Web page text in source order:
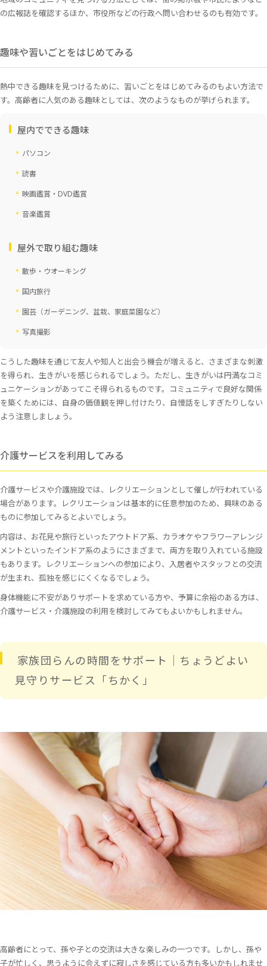
の広報誌を確認するほか、市役所などの行政へ問い合わせるのも有効です。
趣味や習いごとをはじめてみる
熱中できる趣味を見つけるために、習いごとをはじめてみるのもよい方法で
す。高齢者に人気のある趣味としては、次のようなものが挙げられます。
屋内でできる趣味
パソコン
読書
映画鑑賞・DVD鑑賞
音楽鑑賞
屋外で取り組む趣味
散歩・ウオーキング
国内旅行
園芸（ガーデニング、盆栽、家庭菜園など）
写真撮影
こうした趣味を通じて友人や知人と出会う機会が増えると、さまざまな刺激
を得られ、生きがいを感じられるでしょう。ただし、生きがいは円満なコミ
ュニケーションがあってこそ得られるものです。コミュニティで良好な関係
を築くためには、自身の価値観を押し付けたり、自慢話をしすぎたりしない
よう注意しましょう。
介護サービスを利用してみる
介護サービスや介護施設では、レクリエーションとして催しが行われている
場合があります。レクリエーションは基本的に任意参加のため、興味のある
ものに参加してみるとよいでしょう。
内容は、お花見や旅行といったアウトドア系、カラオケやフラワーアレンジ
メントといったインドア系のようにさまざまで、両方を取り入れている施設
もあります。レクリエーションへの参加により、入居者やスタッフとの交流
が生まれ、孤独を感じにくくなるでしょう。
身体機能に不安がありサポートを求めている方や、予算に余裕のある方は、
介護サービス・介護施設の利用を検討してみてもよいかもしれません。
家族団らんの時間をサポート｜ちょうどよい
見守りサービス「ちかく」
高齢者にとって、孫や子との交流は大きな楽しみの一つです。しかし、孫や
子が忙しく、思うように会えずに寂しさを感じている方も多いかもしれませ